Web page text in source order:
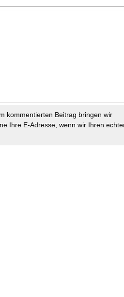
kommentierten Beitrag bringen wir
Ihre E-Adresse, wenn wir Ihren